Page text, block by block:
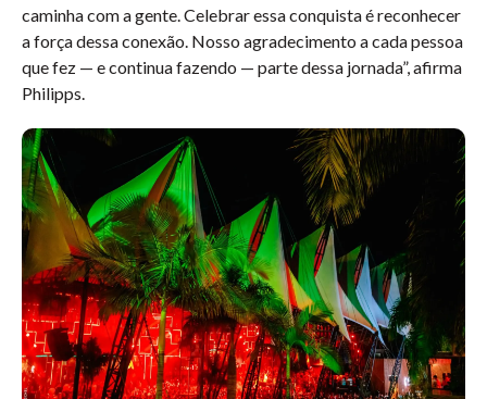
caminha com a gente. Celebrar essa conquista é reconhecer
a força dessa conexão. Nosso agradecimento a cada pessoa
que fez — e continua fazendo — parte dessa jornada”, afirma
Philipps.